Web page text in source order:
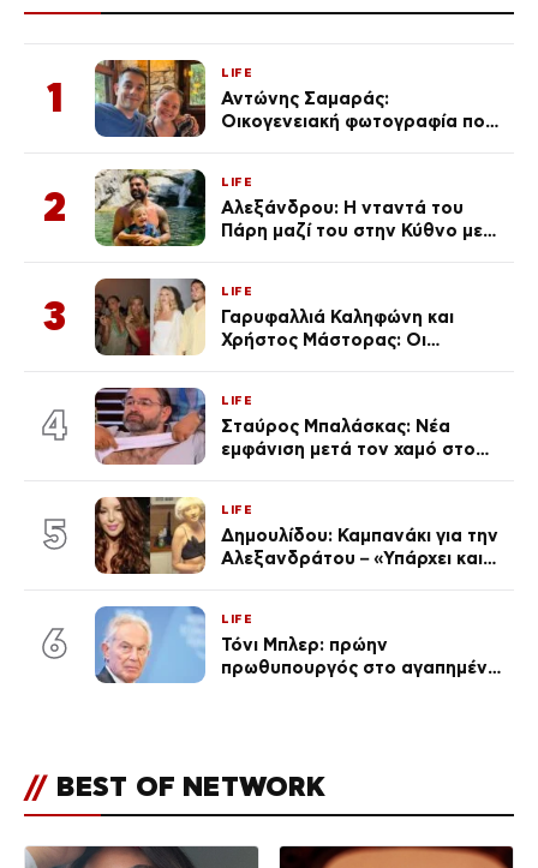
1
LIFE
Αντώνης Σαμαράς:
Οικογενειακή φωτογραφία που
Λένας
2
LIFE
Αλεξάνδρου: Η νταντά του
Πάρη μαζί του στην Κύθνο με
3
LIFE
Γαρυφαλλιά Καληφώνη και
Χρήστος Μάστορας: Οι
απαρατήρητη
4
LIFE
Σταύρος Μπαλάσκας: Νέα
εμφάνιση μετά τον χαμό στο
5
LIFE
Δημουλίδου: Καμπανάκι για την
Αλεξανδράτου – «Υπάρχει και
6
LIFE
Τόνι Μπλερ: πρώην
πρωθυπουργός στο αγαπημένο
// BEST OF NETWORK